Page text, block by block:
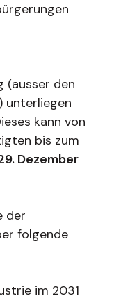
(ausser den
unterliegen
kann von
bis zum
Dezember
der
folgende
im 2031